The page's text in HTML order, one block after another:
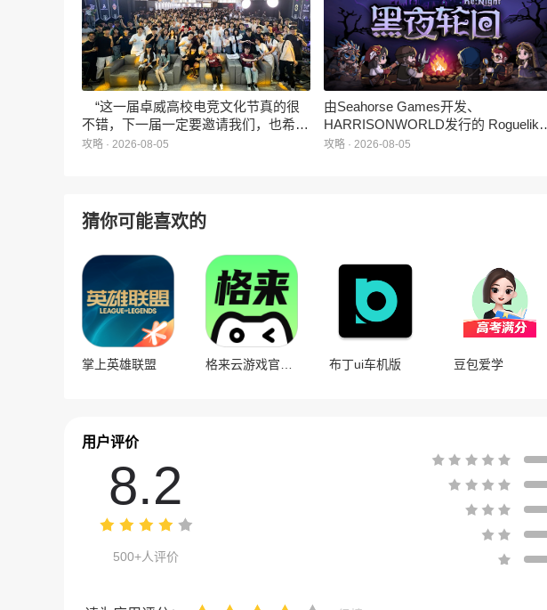
社交玩法，准备为广大玩家和
ZANMANG LOOPY粉丝们带来一场视
觉与味觉的双重“奇遇”。
“这一届卓威高校电竞文化节真的很
不错，下一届一定要邀请我们，也希望
能给更多同学一个来到现场的机会。”
攻略 · 2026-08-05
由Seahorse Games开发、
HARRISONWORLD发行的 Roguelike
卡牌战棋游戏 《黑夜轮回》于2026年8
攻略 · 2026-08-05
猜你可能喜欢的
掌上英雄联盟 布丁ui车机版 豆包爱学
用户评价
8.2
500+人评价